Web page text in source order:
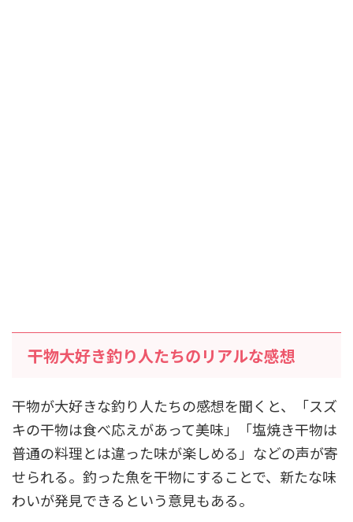
干物大好き釣り人たちのリアルな感想
干物が大好きな釣り人たちの感想を聞くと、「スズ
キの干物は食べ応えがあって美味」「塩焼き干物は
普通の料理とは違った味が楽しめる」などの声が寄
せられる。釣った魚を干物にすることで、新たな味
わいが発見できるという意見もある。